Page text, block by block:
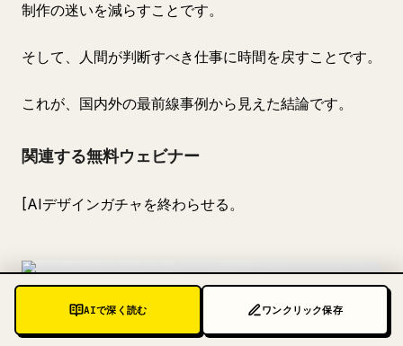
制作の迷いを減らすことです。
そして、人間が判断すべき仕事に時間を戻すことです。
これが、国内外の最前線事例から見えた結論です。
関連する無料ウェビナー
[AIデザインガチャを終わらせる。
AIでゼロからデザイン
AIで深く読む ワンクリック保存